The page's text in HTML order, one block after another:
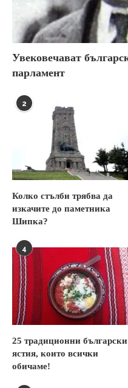
Увековечават
парламент
2
Колко стълби трябва да
изкачите до паметника
Шипка?
4
25 традиционни български
ястия, които всички
обичаме!